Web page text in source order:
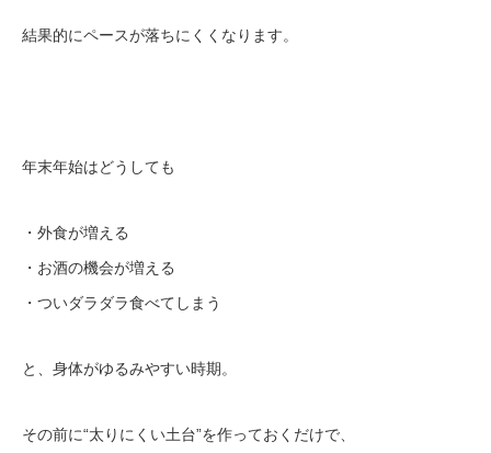
結果的にペースが落ちにくくなります。
年末年始はどうしても
・外食が増える
・お酒の機会が増える
・ついダラダラ食べてしまう
と、身体がゆるみやすい時期。
その前に“太りにくい土台”を作っておくだけで、